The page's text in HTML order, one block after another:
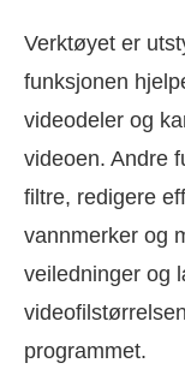
Verktøyet er
funksjonen
videodeler og
videoen. Andre
filtre, redigere
vannmerker og
veiledninger og
programmet.